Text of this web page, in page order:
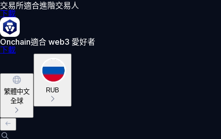
交易所適合進階交易人
下載
Onchain適合 web3 愛好者
下載
繁體中文
全球
RUB